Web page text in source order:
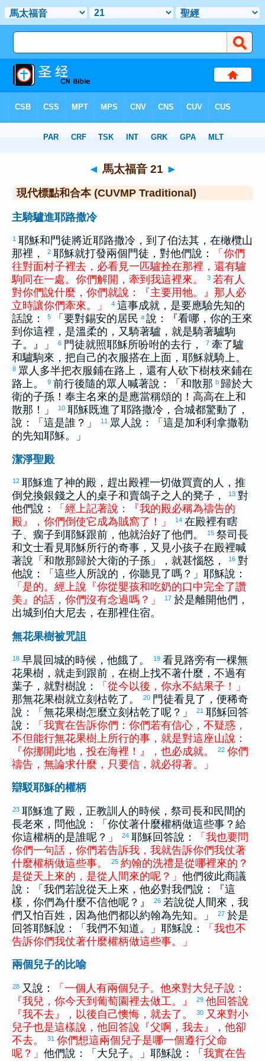
> 馬太福音 21
◄ 馬太福音 21 ►
現代標點和合本 (CUVMP Traditional)
主騎驢進耶路撒冷
1 耶穌和門徒將近耶路撒冷 ，到了伯法其 ，在橄欖山
那裡，
2 耶穌就打發兩個門徒，對他們說： 「 你們
往對面村子裡去 ， 必看見一 匹驢拴在那裡 ， 還有驢
駒 同 在一處。 你們解開 ， 牽到 我這裡來。 3 若有人
對你們說什麼 ， 你們就說 ： 『主要用牠。 』 那 人 必
立時讓你們牽來。 」 4 這事成就，是要應驗先知的
話說：
5 「要對錫安的居民 a 說：『看哪，你的王來
到你這裡，是溫柔的，又騎著驢，就是騎著驢駒
子。』」
6 門徒就照耶穌所吩咐的去行， 7 牽了驢
和驢駒來，把自己的衣服搭在上面，耶穌就騎上。
8 眾人多半把衣服鋪在路上，還有人砍下樹枝來鋪在
路上。
9 前行後隨的眾人喊著說：「和散那 b 歸於大
衛的子孫！奉主名來的是應當稱頌的！高高在上和
散那！」
10 耶穌既進了耶路撒冷 ，合城都驚動了，
說：「這是誰？」
11 眾人說：「這是加利利 拿撒勒
的先知耶穌。」
潔淨聖殿
12 耶穌進了神的殿，趕出殿裡一切做買賣的人，推
倒兌換銀錢之人的桌子和賣鴿子之人的凳子，
13 對
他們說：
「 經上記著說 ： 『我的殿必稱為禱告的
殿』 ， 你們倒 使它成為賊窩了 ！ 」 14 在殿裡有瞎
子、瘸子到耶穌跟前，他就治好了他們。
15 祭司長
和文士看見耶穌所行的奇事，又見小孩子在殿裡喊
著說「和散那歸於大衛的子孫」，就甚惱怒， 16 對
他說：「這些人所說的，你聽見了嗎？」耶穌說：
「 是的。 經上說 『你從嬰孩和吃奶的口 中完全了讚
美』 的話 ， 你們沒有念過嗎 ？ 」 17 於是離開他們，
出城到 伯大尼去，在那裡住宿。
無花果樹被咒詛
18 早晨回城的時候，他餓了。 19 看見路旁有一棵無
花果樹，就走到跟前，在樹上找不著什麼，不過有
葉子，就對樹說：
「 從今以後 ， 你永不結果子 ！
」
那無花果樹就立刻枯乾了。
20 門徒看見了，便稀奇
說：「無花果樹怎麼立刻枯乾了呢？」
21 耶穌回答
說：
「 我實在告訴你們 ： 你們若有信心 ， 不疑惑 ，
不但能行無花果樹 上 所行的事 ， 就是對這座山說 ：
『你挪開此地 ， 投在海裡 ！ 』 ， 也必成就。 22 你們
禱告 ， 無論求什麼 ， 只要信 ， 就必得著。
」
辯駁耶穌的權柄
23 耶穌進了殿，正教訓人的時候，祭司長和民間的
長老來，問他說：「你仗著什麼權柄做這些事？給
你這權柄的是誰呢？」
24 耶穌回答說： 「 我也要問
你們一句話 ， 你們若告訴我 ， 我就告訴你們我仗著
什麼權柄做這些事。 25 約翰的洗禮是從哪裡來的 ？
是從天上來的 ， 是從 人間來的呢 ？ 」 他們彼此商議
說：「我們若說從天上來，他必對我們說：『這
樣，你們為什麼不信他呢？』
26 若說從人間來，我
們又怕百姓，因為他們都以約翰為先知。」 27 於是
回答耶穌說：「我們不知道。」耶穌說：
「 我也不
告訴你們我仗著什麼權柄做這些事。
」
兩個兒子的比喻
28 又說： 「 一個 人 有兩個兒子。 他來對大兒子說 ：
『我兒 ， 你今天到 葡萄園裡去做工 。 』 29 他回答說
『我不去 』 ， 以後自己懊悔 ， 就去了 。 30 又 來對小
兒子也是這樣說 ， 他回答說 『父啊 ， 我去 』 ， 他卻
不去。 31 你們想這兩個兒子是哪一個遵行父命
呢 ？ 」 他們說：「大兒子。」耶穌說：「 我實在告